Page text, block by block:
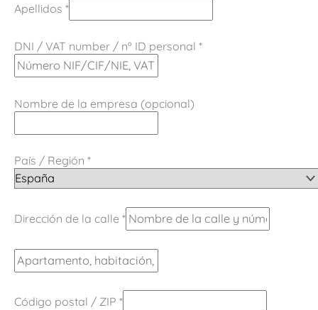
Apellidos *
DNI / VAT number / nº ID personal *
Nombre de la empresa (opcional)
País / Región *
Dirección de la calle *
Código postal / ZIP *